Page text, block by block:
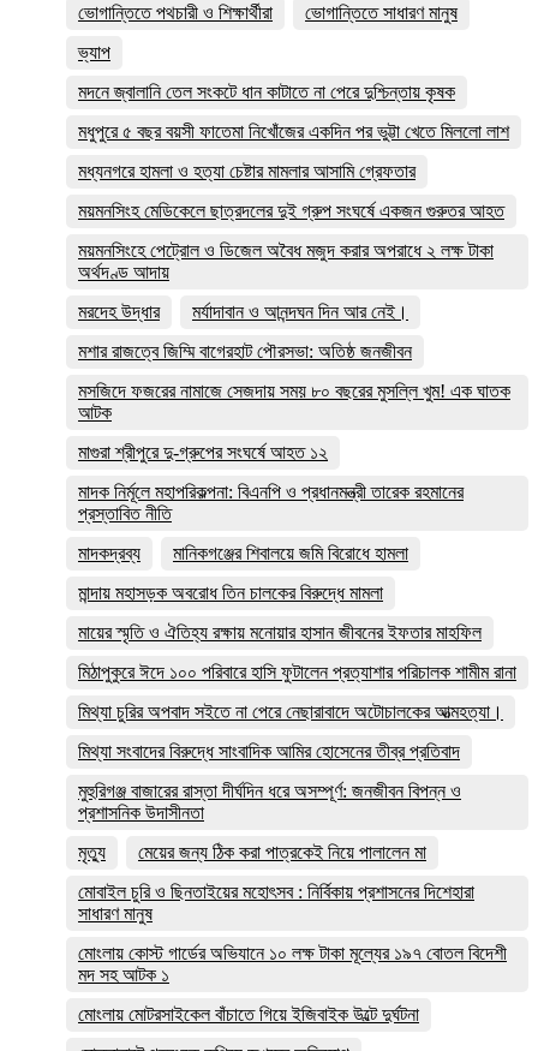
ভোগান্তিতে পথচারী ও শিক্ষার্থীরা
ভোগান্তিতে সাধারণ মানুষ
ভ্যাপ
মদনে জ্বালানি তেল সংকটে ধান কাটাতে না পেরে দুশ্চিন্তায় কৃষক
মধুপুরে ৫ বছর বয়সী ফাতেমা নিখোঁজের একদিন পর ভুট্টা খেতে মিললো লাশ
মধ্যনগরে হামলা ও হত্যা চেষ্টার মামলার আসামি গ্রেফতার
ময়মনসিংহ মেডিকেলে ছাত্রদলের দুই গ্রুপ সংঘর্ষে একজন গুরুতর আহত
ময়মনসিংহে পেট্রোল ও ডিজেল অবৈধ মজুদ করার অপরাধে ২ লক্ষ টাকা
অর্থদণ্ড আদায়
মরদেহ উদ্ধার
মর্যাদাবান ও আনন্দঘন দিন আর নেই।
মশার রাজত্বে জিম্মি বাগেরহাট পৌরসভা: অতিষ্ঠ জনজীবন
মসজিদে ফজরের নামাজে সেজদায় সময় ৮০ বছরের মুসল্লি খুম! এক ঘাতক
আটক
মাগুরা শ্রীপুরে দু-গ্রুপের সংঘর্ষে আহত ১২
মাদক নির্মূলে মহাপরিকল্পনা: বিএনপি ও প্রধানমন্ত্রী তারেক রহমানের
প্রস্তাবিত নীতি
মাদকদ্রব্য
মানিকগঞ্জের শিবালয়ে জমি বিরোধে হামলা
মান্দায় মহাসড়ক অবরোধ তিন চালকের বিরুদ্ধে মামলা
মায়ের স্মৃতি ও ঐতিহ্য রক্ষায় মনোয়ার হাসান জীবনের ইফতার মাহফিল
মিঠাপুকুরে ঈদে ১০০ পরিবারে হাসি ফুটালেন প্রত্যাশার পরিচালক শামীম রানা
মিথ্যা চুরির অপবাদ সইতে না পেরে নেছারাবাদে অটোচালকের আত্মহত্যা।
মিথ্যা সংবাদের বিরুদ্ধে সাংবাদিক আমির হোসেনের তীব্র প্রতিবাদ
মুহুরিগঞ্জ বাজারের রাস্তা দীর্ঘদিন ধরে অসম্পূর্ণ: জনজীবন বিপন্ন ও
প্রশাসনিক উদাসীনতা
মৃত্যু
মেয়ের জন্য ঠিক করা পাত্রকেই নিয়ে পালালেন মা
মোবাইল চুরি ও ছিনতাইয়ের মহোৎসব : নির্বিকায় প্রশাসনের দিশেহারা
সাধারণ মানুষ
মোংলায় কোস্ট গার্ডের অভিযানে ১০ লক্ষ টাকা মূল্যের ১৯৭ বোতল বিদেশী
মদ সহ আটক ১
মোংলায় মোটরসাইকেল বাঁচাতে গিয়ে ইজিবাইক উল্টে দুর্ঘটনা